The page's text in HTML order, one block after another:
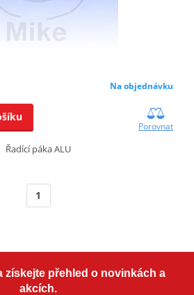
Na objednávku
Porovnat
Řadící páka ALU
1
získejte přehled o novinkách a
akcích.